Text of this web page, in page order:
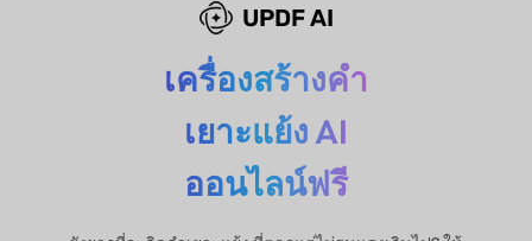
UPDF AI
เครื่องสร้างคำ
เยาะแย้ง AI
ออนไลน์ฟรี